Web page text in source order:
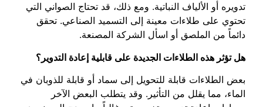
تدويره أو الألياف النباتية. ومع ذلك، قد تحتاج الصواني التي
تحتوي على طلاءات معينة إلى التسميد الصناعي. تحقق
دائماً من الملصق أو اسأل الشركة المصنعة.
هل تؤثر هذه الطلاءات الجديدة على قابلية إعادة التدوير؟
بعض الطلاءات قابلة للتحويل إلى سماد أو قابلة للذوبان في
الماء، مما يقلل من التأثير. وقد يتطلب البعض الآخر